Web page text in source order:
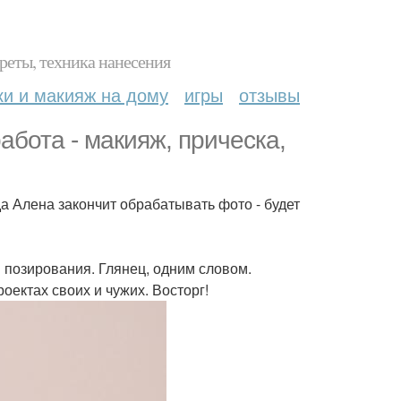
техника нанесения
и макияж на дому игры отзывы
- макияж, прическа,
закончит обрабатывать фото - будет
Глянец, одним словом.
своих и чужих. Восторг!